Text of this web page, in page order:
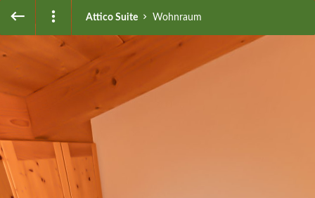
Attico Suite Wohnraum